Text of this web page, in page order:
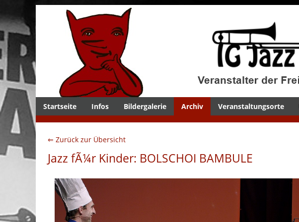
Startseite Infos Bildergalerie Archiv Veranstaltungsorte
⇐ Zurück zur Übersicht
Jazz fÃ¼r Kinder: BOLSCHOI BAMBULE